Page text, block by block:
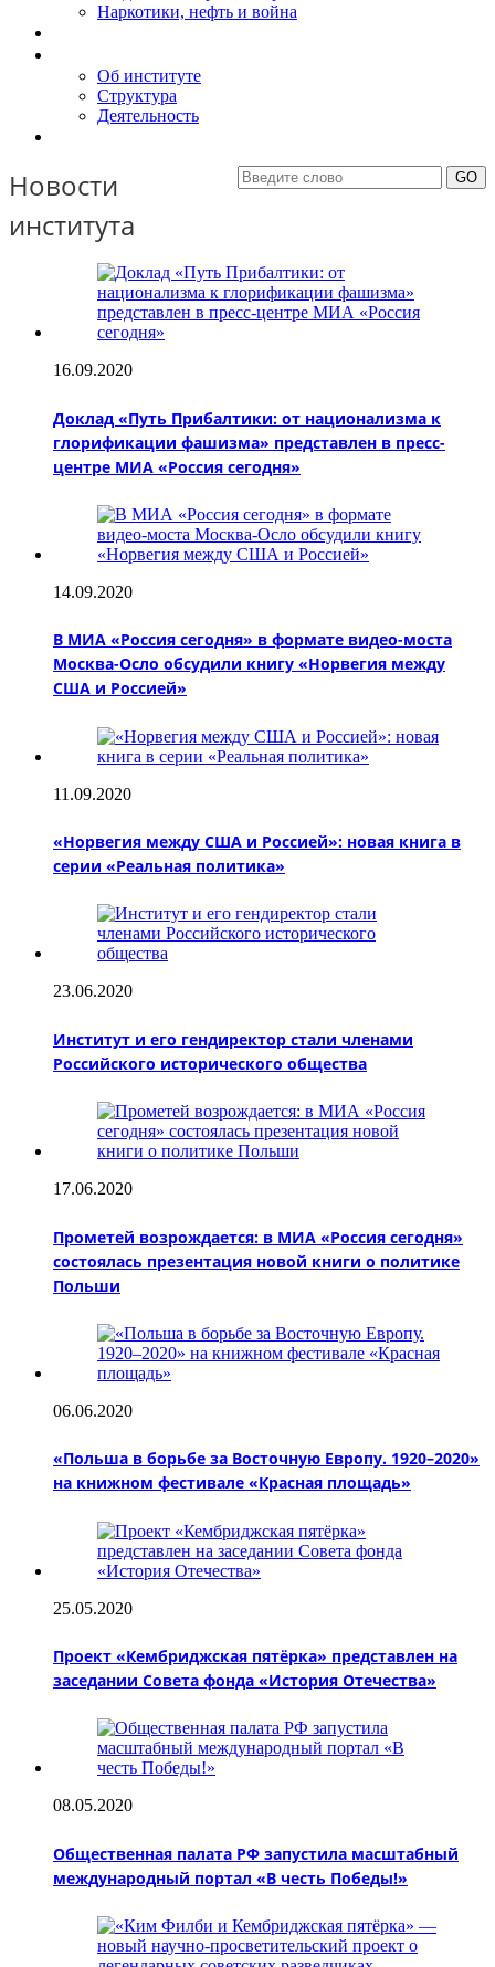
Наркотики, нефть и война
Об институте
Структура
Деятельность
Новости
института
16.09.2020
Доклад «Путь Прибалтики: от национализма к
глорификации фашизма» представлен в пресс-
центре МИА «Россия сегодня»
14.09.2020
В МИА «Россия сегодня» в формате видео-моста
Москва-Осло обсудили книгу «Норвегия между
США и Россией»
11.09.2020
«Норвегия между США и Россией»: новая книга в
серии «Реальная политика»
23.06.2020
Институт и его гендиректор стали членами
Российского исторического общества
17.06.2020
Прометей возрождается: в МИА «Россия сегодня»
состоялась презентация новой книги о политике
Польши
06.06.2020
«Польша в борьбе за Восточную Европу. 1920–2020»
на книжном фестивале «Красная площадь»
25.05.2020
Проект «Кембриджская пятёрка» представлен на
заседании Совета фонда «История Отечества»
08.05.2020
Общественная палата РФ запустила масштабный
международный портал «В честь Победы!»